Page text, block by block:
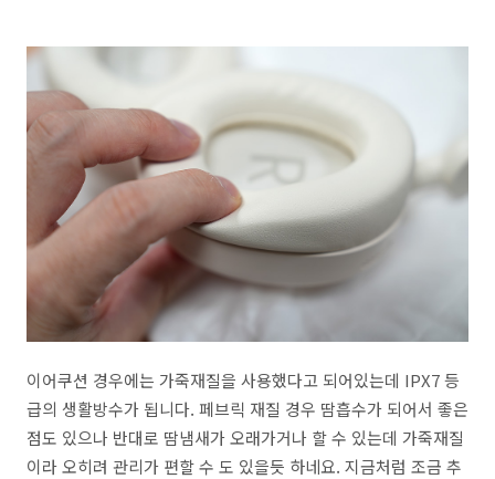
이어쿠션 경우에는 가죽재질을 사용했다고 되어있는데 IPX7 등
급의 생활방수가 됩니다. 페브릭 재질 경우 땀흡수가 되어서 좋은
점도 있으나 반대로 땀냄새가 오래가거나 할 수 있는데 가죽재질
이라 오히려 관리가 편할 수 도 있을듯 하네요. 지금처럼 조금 추